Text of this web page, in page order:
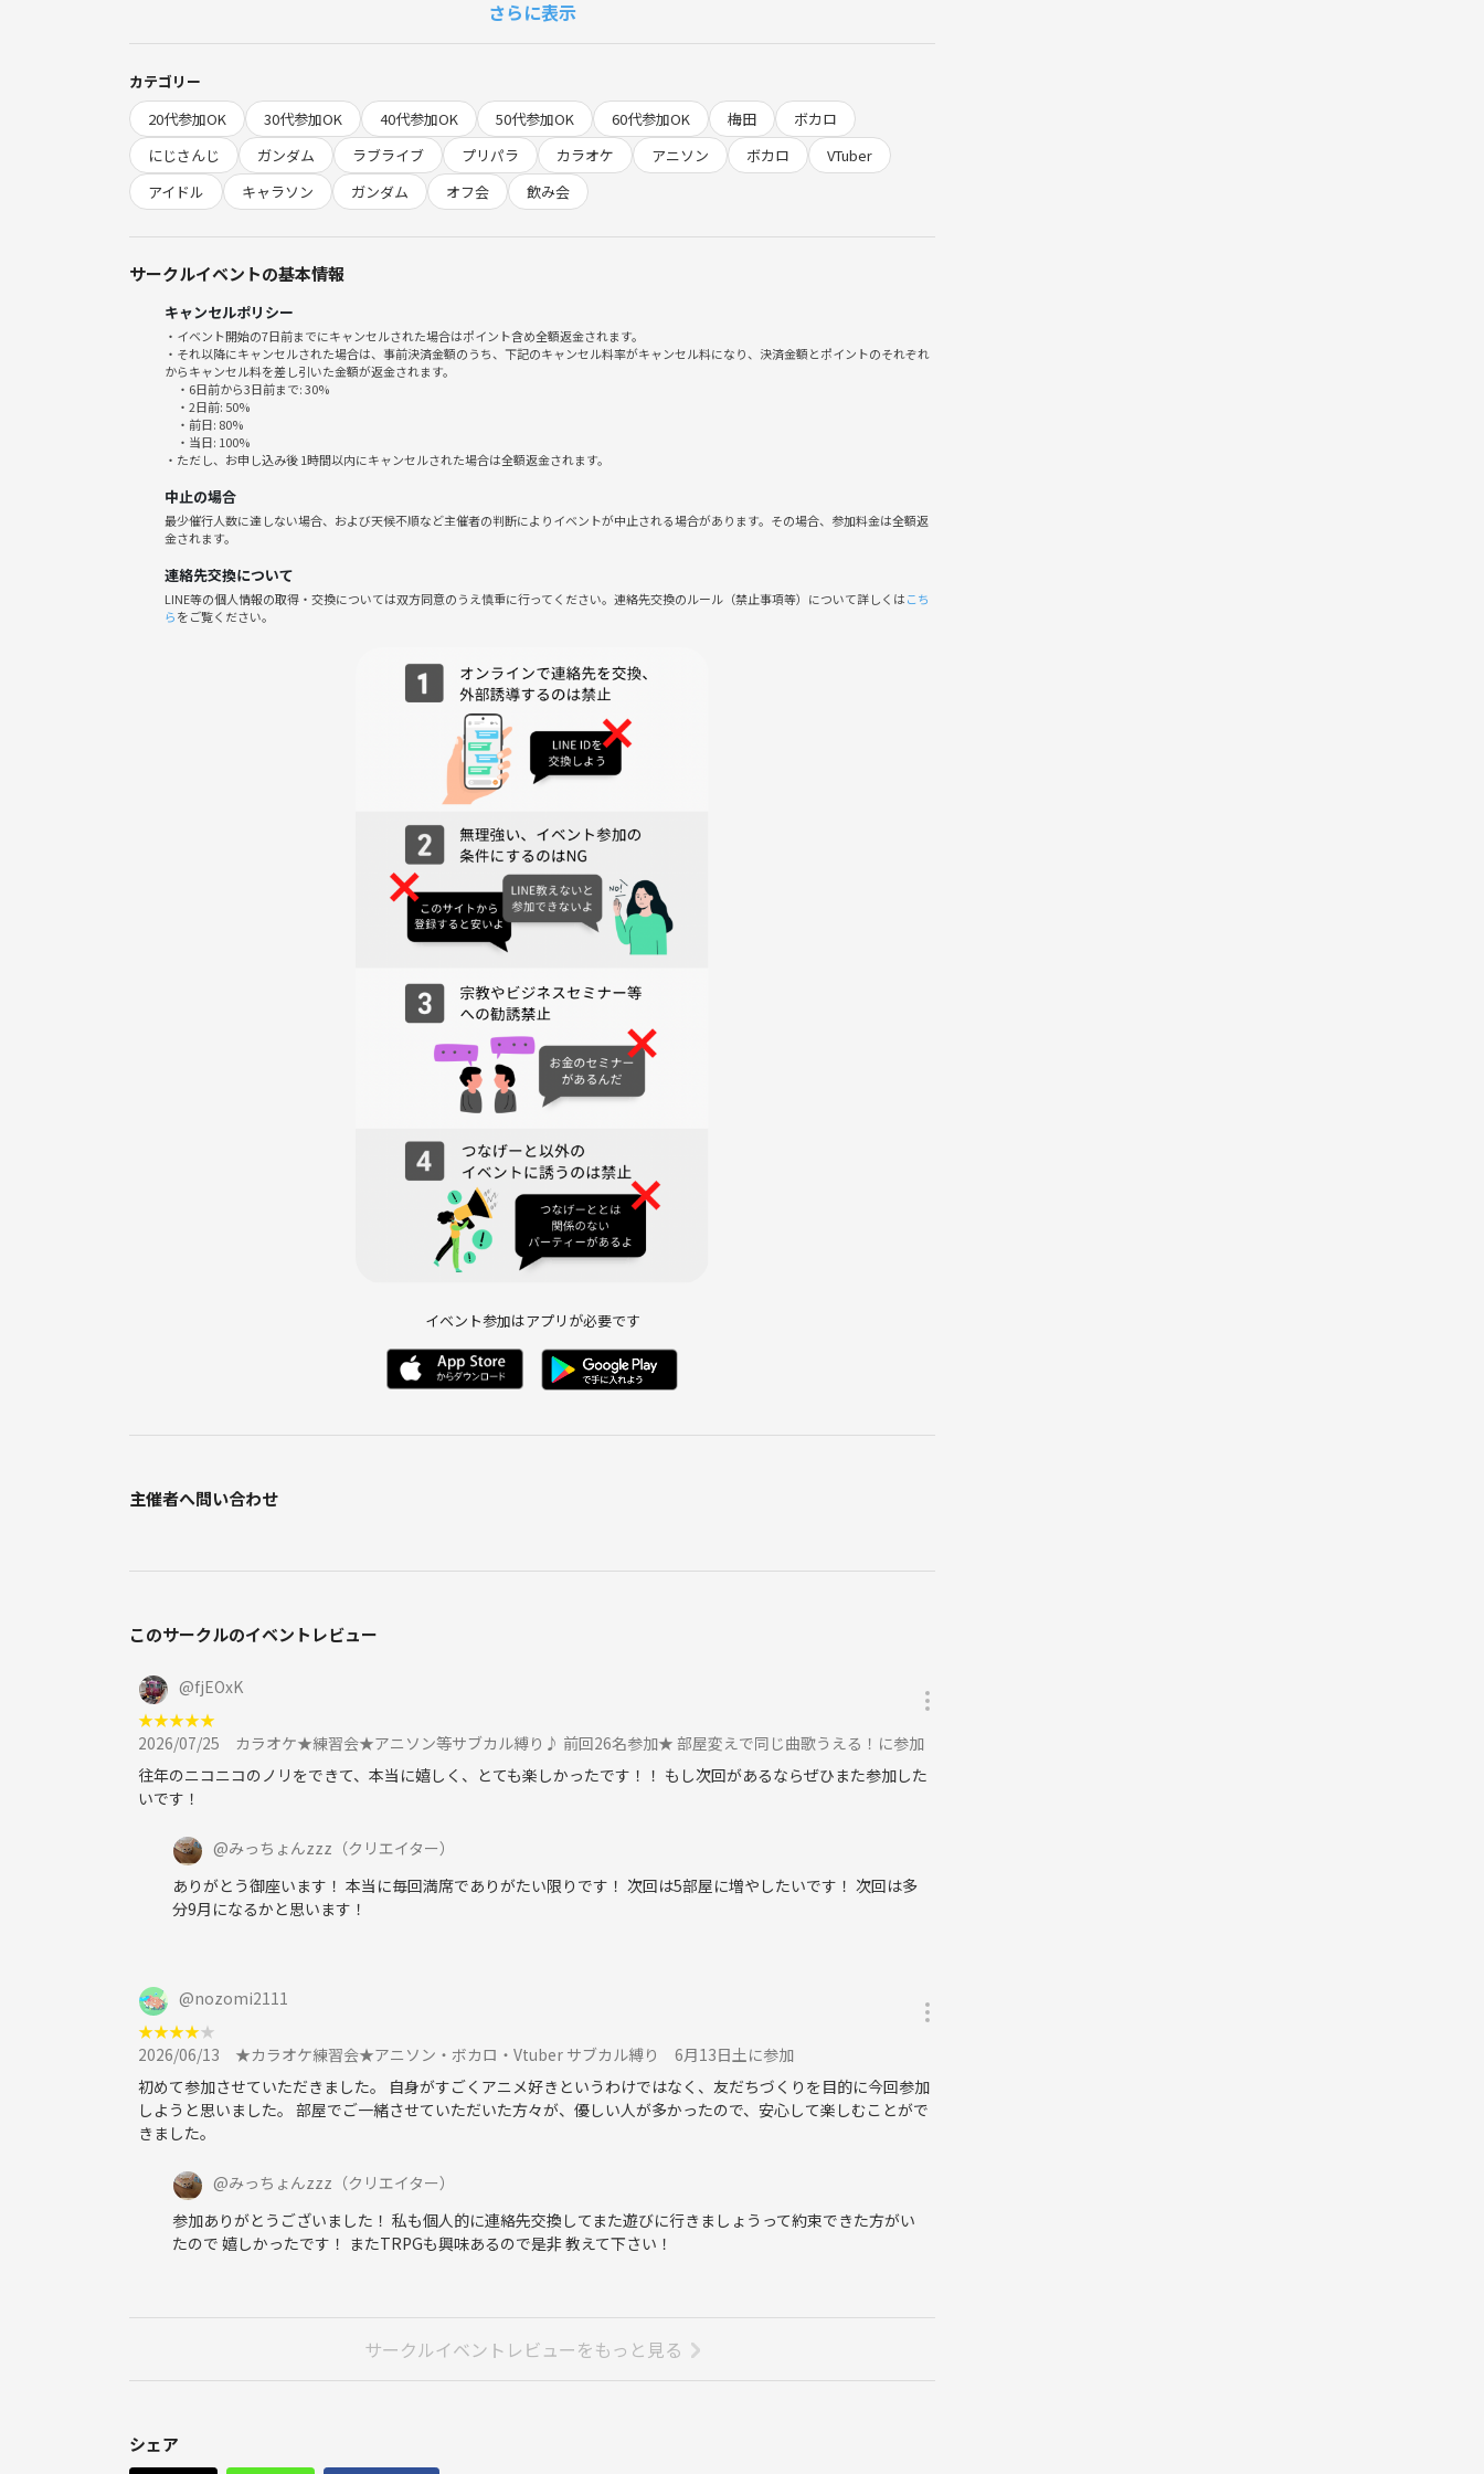
https://maps.app.goo.gl/goZkACa72P1LNzZq5?g_st=ic
今回のジャンル
★ロボット
★練習部屋
★女子専用
★アイドル キャラソン
★ガンダムオンリー
★カルタ大会 歌狩 ワンコーラス制
★ボカロ VTUBER にじさんじ
★異世界 召喚 転生
★初参加のみ
★盛り上がる曲オンリー
★平成 昭和
★少人数でとにかく歌いたい
★少年誌オンリージャンプ サンデーマガジン
★音痴限定
★酒飲飲むダラダラした部屋
★男性アイドルアニメ
そのほか 希望は当日
匿名 アンケートで追加できます！
マイクスタンド付き部屋にいたします。
アンケートを当日取って部屋割したいと
ボカロ縛り
テンション上がる縛り
★練習したい人縛り→以外に毎回人気！
2025縛り
キャラソン
★お酒飲みたい人の部屋→相変わらず
★飲食について
ソフトドリンクはもともと
料金に含まれています。
第2回ですが 前回はお酒飲む方は
少なかったので私も嗜む程度で
食事も前回はお菓子持ち込み少々でした
お酒はドンキホーテで種類多く
(19時までのフリータイム料金です)
さらに表示
カテゴリー
20代参加OK
30代参加OK 40代参加OK 50代参加OK 60代参加OK 梅田
ボカロ
にじさんじ
ガンダム ラブライブ プリパラ カラオケ アニソン ボカロ
VTuber
アイドル
キャラソン ガンダム オフ会 飲み会
サークルイベントの基本情報
キャンセルポリシー
・イベント開始の7日前までにキャンセルされた場合はポイント含め全額返金されます。
・それ以降にキャンセルされた場合は、事前決済金額のうち、下記のキャンセル料率がキャンセル料になり、決済金額とポイントのそれぞれ
からキャンセル料を差し引いた金額が返金されます。
・6日前から3日前まで: 30%
・2日前: 50%
・前日: 80%
・当日: 100%
・ただし、お申し込み後 1時間以内にキャンセルされた場合は全額返金されます。
中止の場合
最少催行人数に達しない場合、および天候不順など主催者の判断によりイベントが中止される場合があります。その場合、参加料金は全額返
金されます。
連絡先交換について
LINE等の個人情報の取得・交換については双方同意のうえ慎重に行ってください。連絡先交換のルール（禁止事項等）について詳しくはこち
らをご覧ください。
イベント参加はアプリが必要です
主催者へ問い合わせ
このサークルのイベントレビュー
@fjEOxK
★★★★★
2026/07/25
カラオケ★練習会★アニソン等サブカル縛り♪ 前回26名参加★ 部屋変えで同じ曲歌うえる！に参加
往年のニコニコのノリをできて、本当に嬉しく、とても楽しかったです！！ もし次回があるならぜひまた参加した
いです！
@みっちょんzzz （クリエイター）
ありがとう御座います！ 本当に毎回満席でありがたい限りです！ 次回は5部屋に増やしたいです！ 次回は多
分9月になるかと思います！
@nozomi2111
★★★★★
2026/06/13
★カラオケ練習会★アニソン・ボカロ・Vtuber サブカル縛り 6月13日土に参加
初めて参加させていただきました。 自身がすごくアニメ好きというわけではなく、友だちづくりを目的に今回参加
しようと思いました。 部屋でご一緒させていただいた方々が、優しい人が多かったので、安心して楽しむことがで
きました。
@みっちょんzzz （クリエイター）
参加ありがとうございました！ 私も個人的に連絡先交換してまた遊びに行きましょうって約束できた方がい
たので 嬉しかったです！ またTRPGも興味あるので是非 教えて下さい！
サークルイベントレビューをもっと見る
シェア